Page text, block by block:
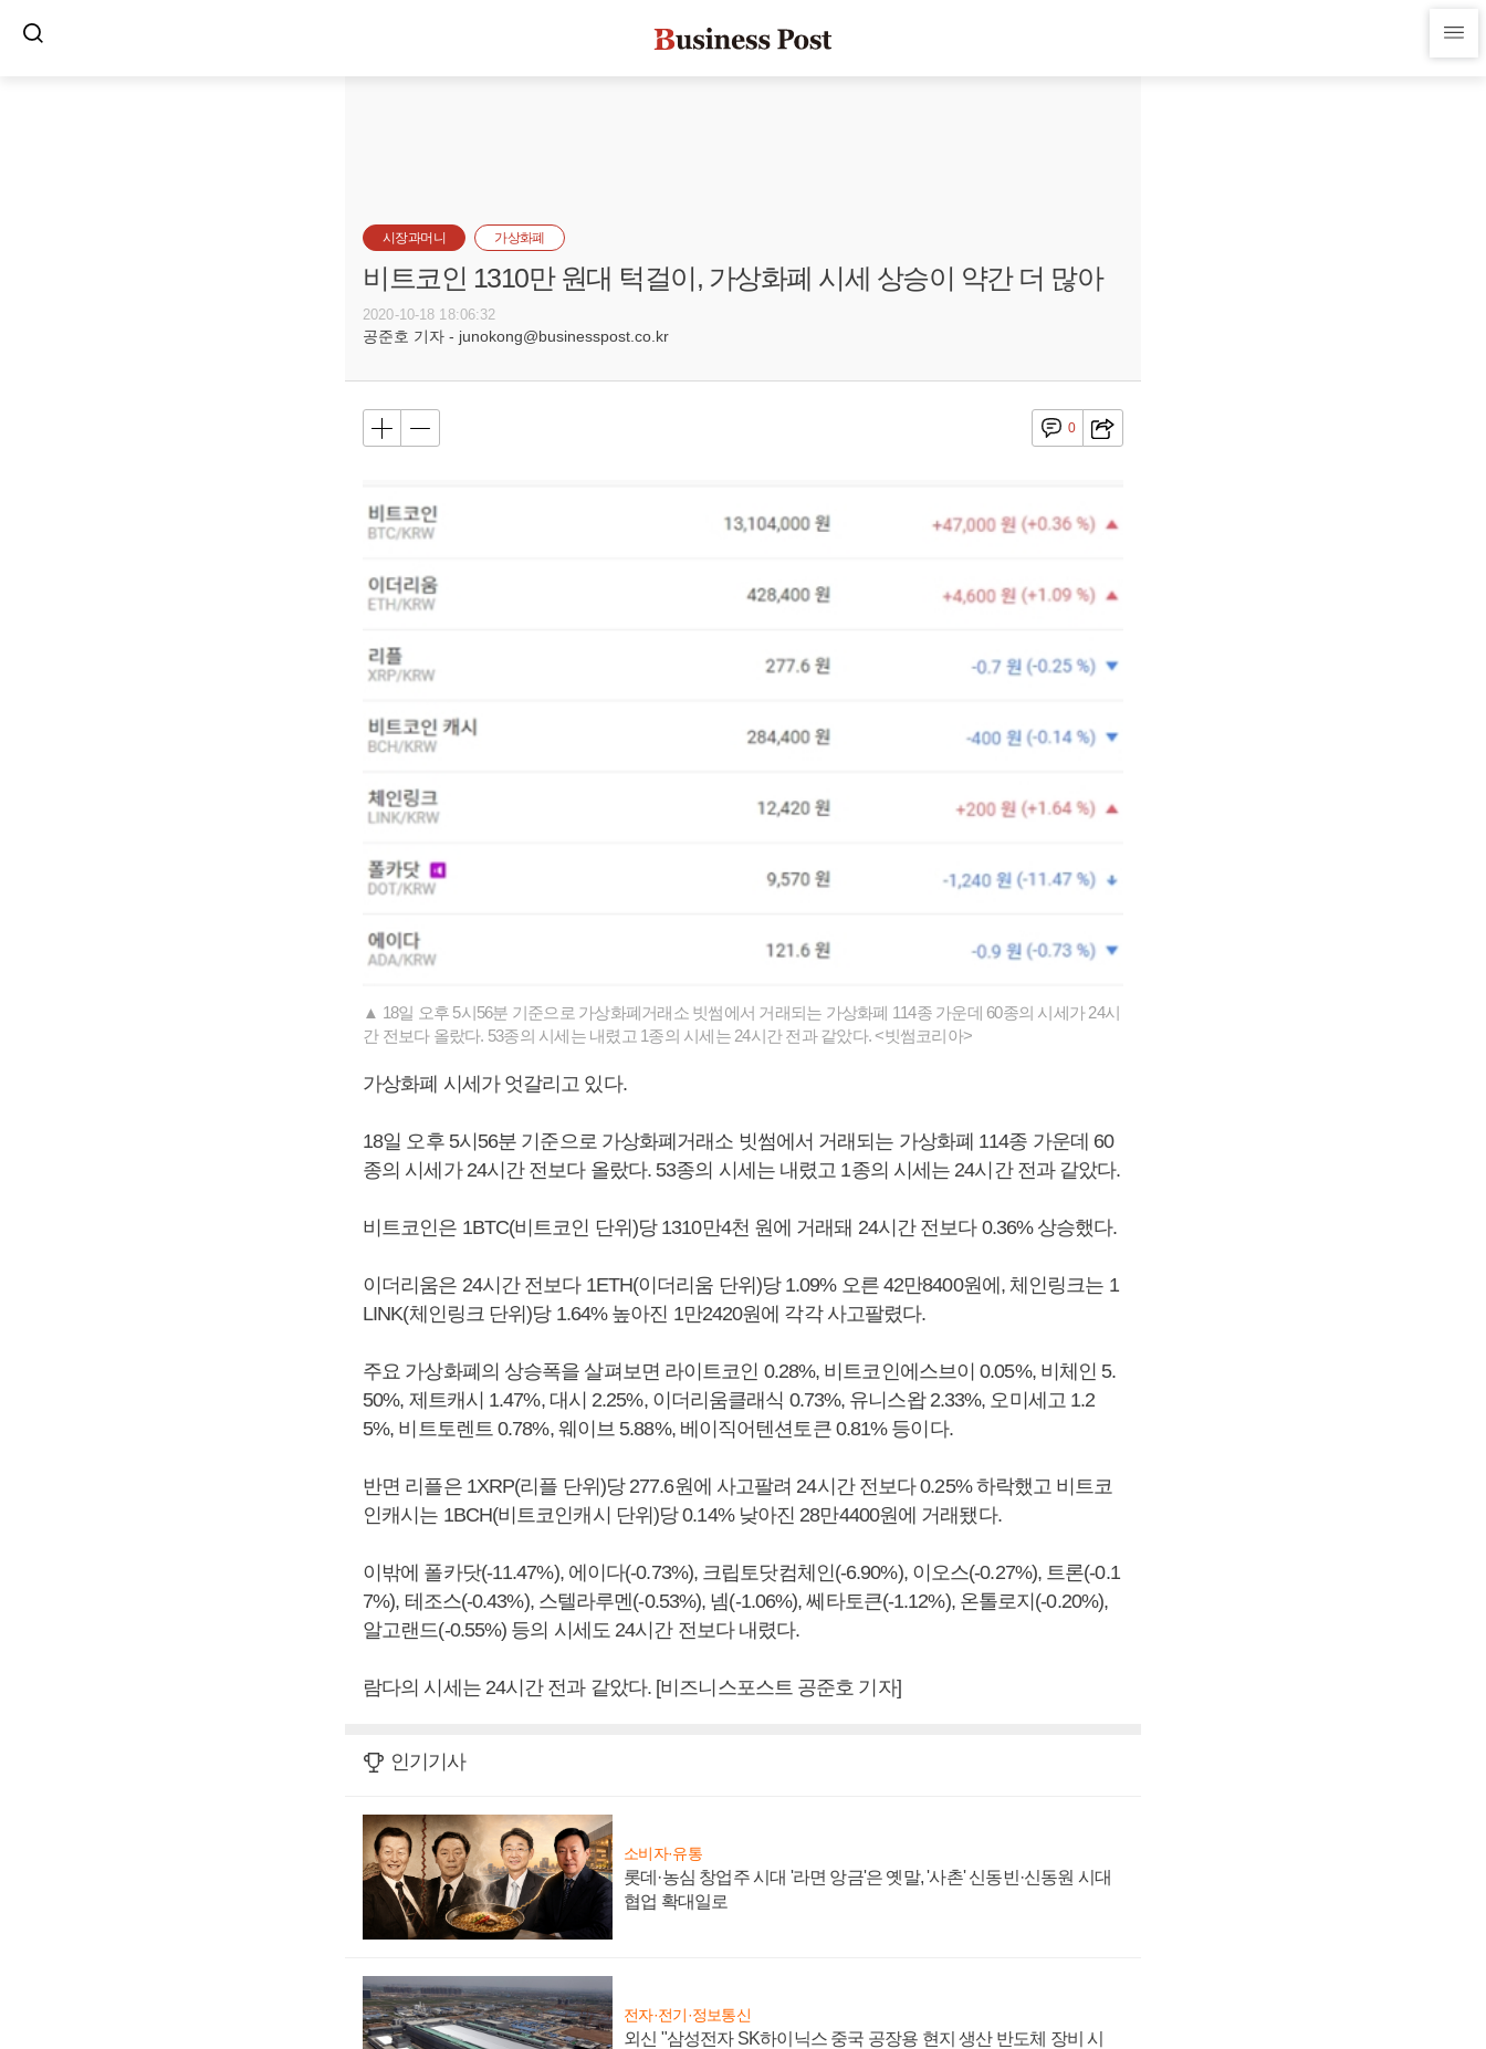
시장과머니 가상화폐
비트코인 1310만 원대 턱걸이, 가상화폐 시세 상승이 약간 더 많아
2020-10-18 18:06:32
공준호 기자 - junokong@businesspost.co.kr
0
▲ 18일 오후 5시56분 기준으로 가상화폐거래소 빗썸에서 거래되는 가상화폐 114종 가운데 60종의 시세가 24시
간 전보다 올랐다. 53종의 시세는 내렸고 1종의 시세는 24시간 전과 같았다. <빗썸코리아>
가상화폐 시세가 엇갈리고 있다.
18일 오후 5시56분 기준으로 가상화폐거래소 빗썸에서 거래되는 가상화폐 114종 가운데 60
종의 시세가 24시간 전보다 올랐다. 53종의 시세는 내렸고 1종의 시세는 24시간 전과 같았다.
비트코인은 1BTC(비트코인 단위)당 1310만4천 원에 거래돼 24시간 전보다 0.36% 상승했다.
이더리움은 24시간 전보다 1ETH(이더리움 단위)당 1.09% 오른 42만8400원에, 체인링크는 1
LINK(체인링크 단위)당 1.64% 높아진 1만2420원에 각각 사고팔렸다.
주요 가상화폐의 상승폭을 살펴보면 라이트코인 0.28%, 비트코인에스브이 0.05%, 비체인 5.
50%, 제트캐시 1.47%, 대시 2.25%, 이더리움클래식 0.73%, 유니스왑 2.33%, 오미세고 1.2
5%, 비트토렌트 0.78%, 웨이브 5.88%, 베이직어텐션토큰 0.81% 등이다.
반면 리플은 1XRP(리플 단위)당 277.6원에 사고팔려 24시간 전보다 0.25% 하락했고 비트코
인캐시는 1BCH(비트코인캐시 단위)당 0.14% 낮아진 28만4400원에 거래됐다.
이밖에 폴카닷(-11.47%), 에이다(-0.73%), 크립토닷컴체인(-6.90%), 이오스(-0.27%), 트론(-0.1
7%), 테조스(-0.43%), 스텔라루멘(-0.53%), 넴(-1.06%), 쎄타토큰(-1.12%), 온톨로지(-0.20%),
알고랜드(-0.55%) 등의 시세도 24시간 전보다 내렸다.
람다의 시세는 24시간 전과 같았다. [비즈니스포스트 공준호 기자]
인기기사
소비자·유통
롯데·농심 창업주 시대 '라면 앙금'은 옛말, '사촌' 신동빈·신동원 시대
협업 확대일로
전자·전기·정보통신
외신 "삼성전자 SK하이닉스 중국 공장용 현지 생산 반도체 장비 시